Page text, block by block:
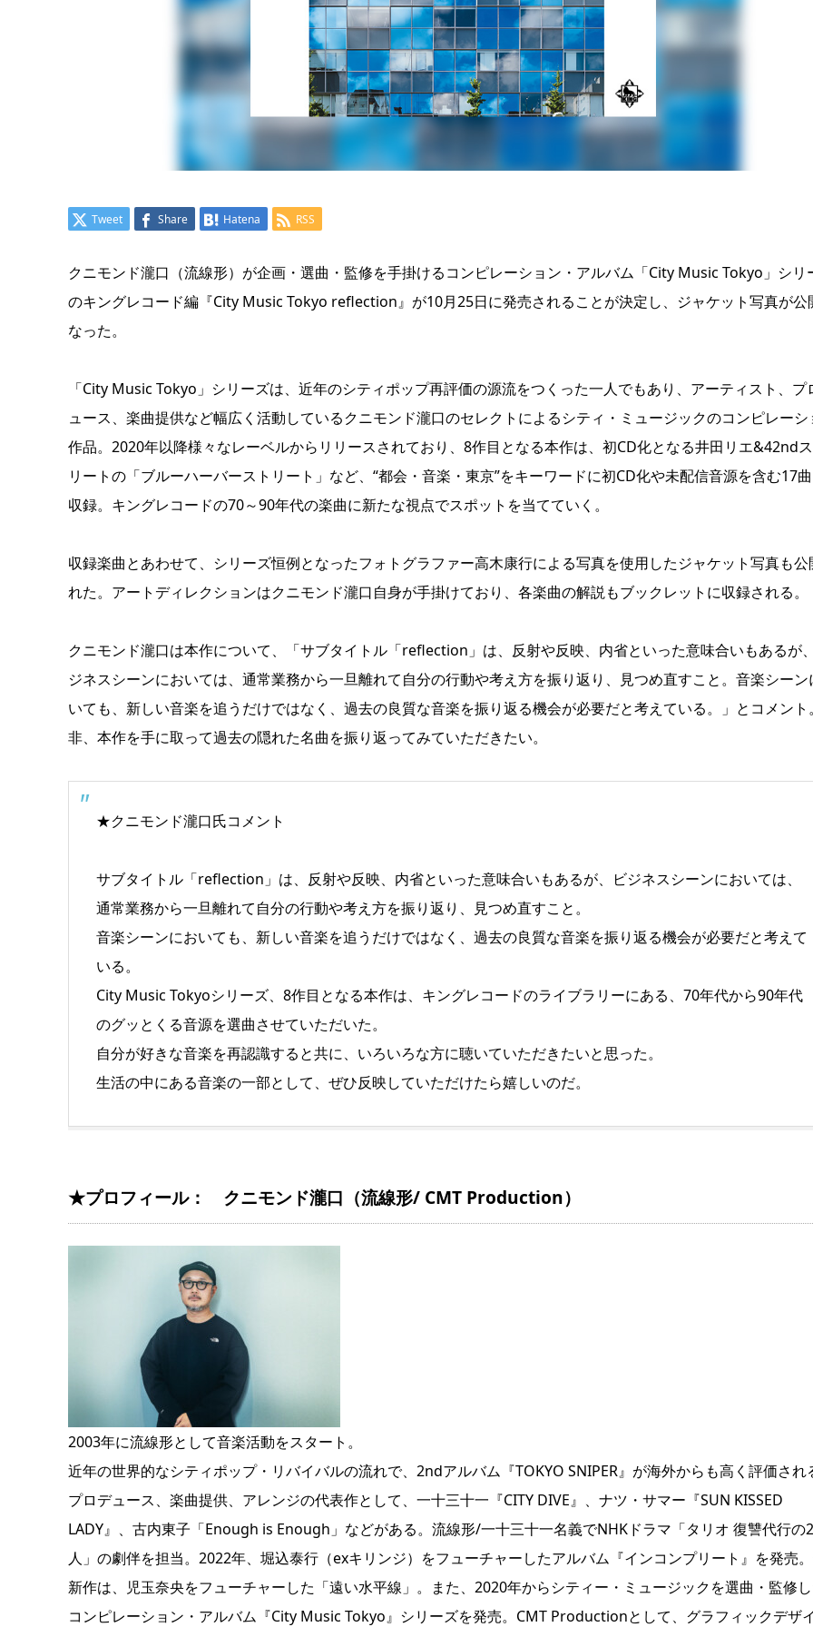
Tweet Share Hatena RSS
クニモンド瀧口（流線形）が企画・選曲・監修を手掛けるコンピレーション・アルバム「City Music Tokyo」シリ
のキングレコード編『City Music Tokyo reflection』が10月25日に発売されることが決定し、ジャケット写真が公
なった。
「City Music Tokyo」シリーズは、近年のシティポップ再評価の源流をつくった一人でもあり、アーティスト、プ
ュース、楽曲提供など幅広く活動しているクニモンド瀧口のセレクトによるシティ・ミュージックのコンピレーシ
作品。2020年以降様々なレーベルからリリースされており、8作目となる本作は、初CD化となる井田リエ&42ndス
リートの「ブルーハーバーストリート」など、“都会・音楽・東京”をキーワードに初CD化や未配信音源を含む17
収録。キングレコードの70～90年代の楽曲に新たな視点でスポットを当てていく。
収録楽曲とあわせて、シリーズ恒例となったフォトグラファー高木康行による写真を使用したジャケット写真も公
れた。アートディレクションはクニモンド瀧口自身が手掛けており、各楽曲の解説もブックレットに収録される。
クニモンド瀧口は本作について、「サブタイトル「reflection」は、反射や反映、内省といった意味合いもあるが
ジネスシーンにおいては、通常業務から一旦離れて自分の行動や考え方を振り返り、見つめ直すこと。音楽シーン
いても、新しい音楽を追うだけではなく、過去の良質な音楽を振り返る機会が必要だと考えている。」とコメント
非、本作を手に取って過去の隠れた名曲を振り返ってみていただきたい。
★クニモンド瀧口氏コメント
サブタイトル「reflection」は、反射や反映、内省といった意味合いもあるが、ビジネスシーンにおいては、
通常業務から一旦離れて自分の行動や考え方を振り返り、見つめ直すこと。
音楽シーンにおいても、新しい音楽を追うだけではなく、過去の良質な音楽を振り返る機会が必要だと考えて
いる。
City Music Tokyoシリーズ、8作目となる本作は、キングレコードのライブラリーにある、70年代から90年代
のグッとくる音源を選曲させていただいた。
自分が好きな音楽を再認識すると共に、いろいろな方に聴いていただきたいと思った。
生活の中にある音楽の一部として、ぜひ反映していただけたら嬉しいのだ。
★プロフィール： クニモンド瀧口（流線形/ CMT Production）
2003年に流線形として音楽活動をスタート。
近年の世界的なシティポップ・リバイバルの流れで、2ndアルバム『TOKYO SNIPER』が海外からも高く評価され
プロデュース、楽曲提供、アレンジの代表作として、一十三十一『CITY DIVE』、ナツ・サマー『SUN KISSED
LADY』、古内東子「Enough is Enough」などがある。流線形/一十三十一名義でNHKドラマ「タリオ 復讐代行の2
人」の劇伴を担当。2022年、堀込泰行（exキリンジ）をフューチャーしたアルバム『インコンプリート』を発売
新作は、児玉奈央をフューチャーした「遠い水平線」。また、2020年からシティー・ミュージックを選曲・監修
コンピレーション・アルバム『City Music Tokyo』シリーズを発売。CMT Productionとして、グラフィックデザイ